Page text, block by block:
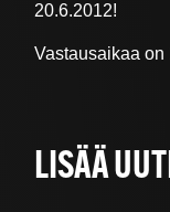
20.6.2012!
Vastausaikaa on
LISÄÄ